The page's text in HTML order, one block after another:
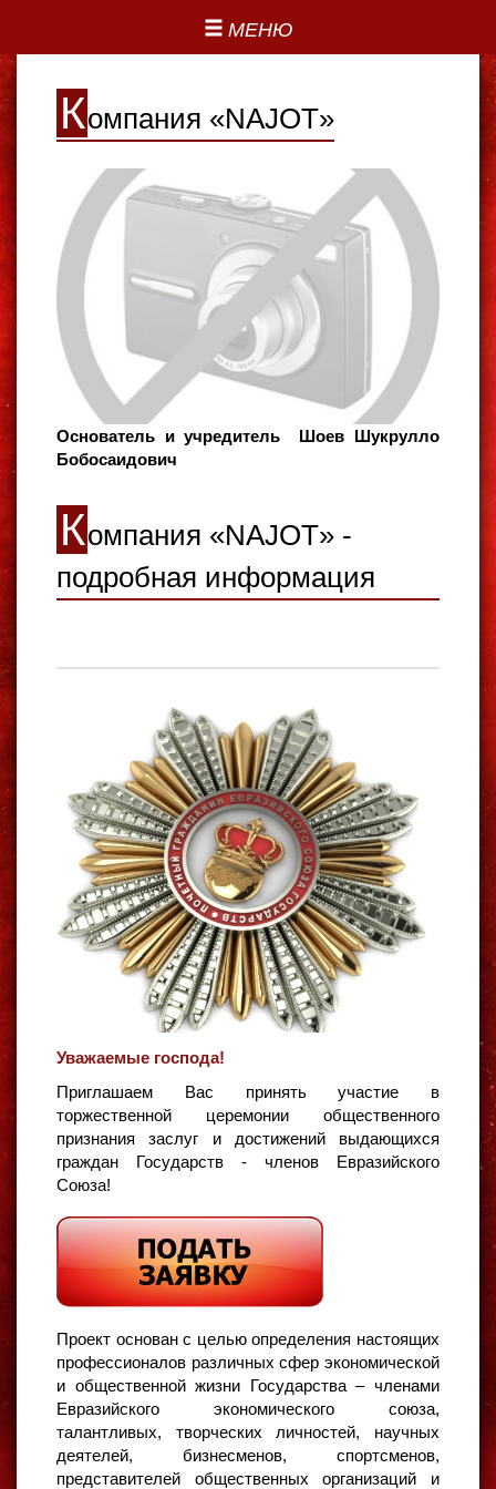
МЕНЮ
Компания «NAJOT»
Основатель и учредитель Шоев Шукрулло
Бобосаидович
Компания «NAJOT» -
подробная информация
Уважаемые господа!
Приглашаем Вас принять участие в
торжественной церемонии общественного
признания заслуг и достижений выдающихся
граждан Государств - членов Евразийского
Союза!
Проект основан с целью определения настоящих
профессионалов различных сфер экономической
и общественной жизни Государства – членами
Евразийского экономического союза,
талантливых, творческих личностей, научных
деятелей, бизнесменов, спортсменов,
представителей общественных организаций и